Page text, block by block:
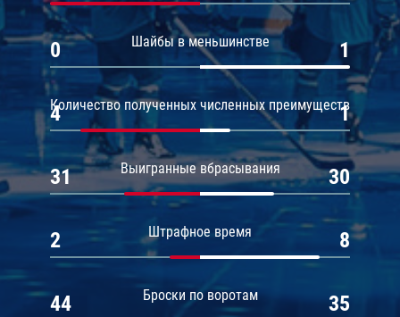
Шайбы в меньшинстве
0 1
Количество полученных численных преимуществ
4 1
Выигранные вбрасывания
31 30
Штрафное время
2 8
Броски по воротам
44 35